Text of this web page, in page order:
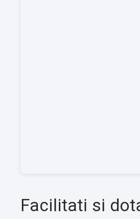
Facilitati si